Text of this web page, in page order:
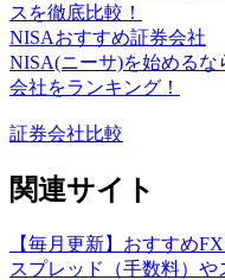
スを徹底比較！
NISAおすすめ証券会社
NISA(ニーサ)を始める
会社をランキング！
証券会社比較
関連サイト
【毎月更新】おすすめ
スプレッド（手数料）や